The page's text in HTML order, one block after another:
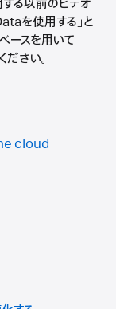
以前のビデオ
を使用する」と
ースを用いて
さい。
cloud